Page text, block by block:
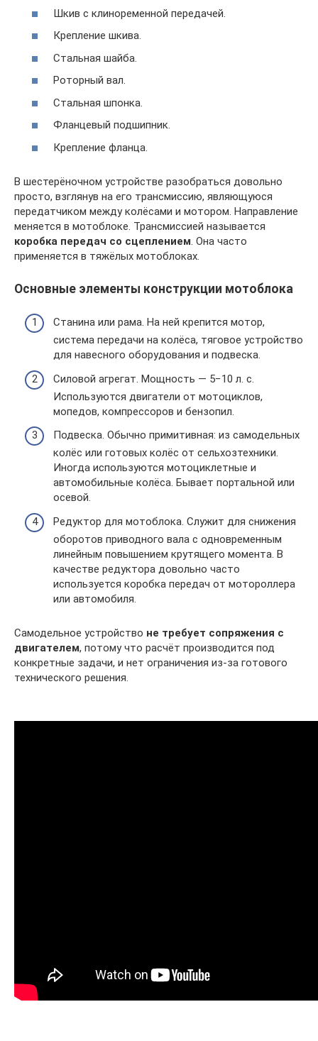
Шкив с клиноременной передачей.
Крепление шкива.
Стальная шайба.
Роторный вал.
Стальная шпонка.
Фланцевый подшипник.
Крепление фланца.
В шестерёночном устройстве разобраться довольно
просто, взглянув на его трансмиссию, являющуюся
передатчиком между колёсами и мотором. Направление
меняется в мотоблоке. Трансмиссией называется
коробка передач со сцеплением . Она часто
применяется в тяжёлых мотоблоках.
Основные элементы конструкции мотоблока
Станина или рама. На ней крепится мотор,
система передачи на колёса, тяговое устройство
для навесного оборудования и подвеска.
Силовой агрегат. Мощность — 5−10 л. с.
Используются двигатели от мотоциклов,
мопедов, компрессоров и бензопил.
Подвеска. Обычно примитивная: из самодельных
колёс или готовых колёс от сельхозтехники.
Иногда используются мотоциклетные и
автомобильные колёса. Бывает портальной или
осевой.
Редуктор для мотоблока. Служит для снижения
оборотов приводного вала с одновременным
линейным повышением крутящего момента. В
качестве редуктора довольно часто
используется коробка передач от мотороллера
или автомобиля.
Самодельное устройство не требует сопряжения с
двигателем, потому что расчёт производится под
конкретные задачи, и нет ограничения из-за готового
технического решения.